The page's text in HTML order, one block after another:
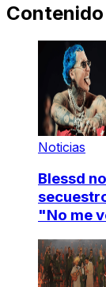
Noticias
Blessd
"No me